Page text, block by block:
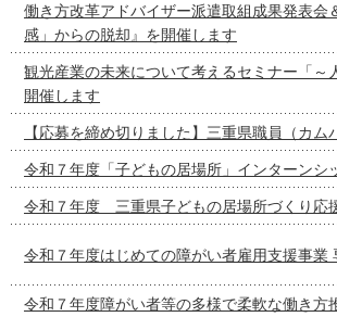
働き方改革アドバイザー派遣取組成果発表会
感」からの脱却』を開催します
観光産業の未来について考えるセミナー「
開催します
【応募を締め切りました】三重県職員（カ
令和７年度「子どもの居場所」インターンシ
令和７年度 三重県子どもの居場所づくり応
令和７年度はじめての障がい者雇用支援事業
令和７年度障がい者等の多様で柔軟な働き